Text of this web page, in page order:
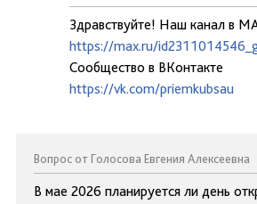
Здравствуйте! Наш канал в
https://max.ru/
Сообщество в ВКонтакте
https://vk.com/priemkubsau
Вопрос от Голосова Евгения Алексеевна
В мае 2026 планируется ли день